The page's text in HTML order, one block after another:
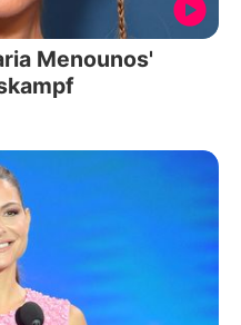
Menounos'